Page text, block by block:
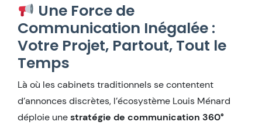
Une Force de
Communication Inégalée :
Votre Projet, Partout, Tout le
Temps
Là où les cabinets traditionnels se contentent
d’annonces discrètes, l’écosystème Louis Ménard
déploie unestratégie de communication 360°